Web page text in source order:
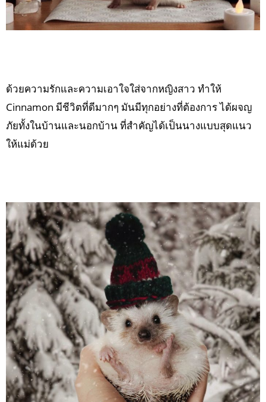
ด้วยความรักและความเอาใจใส่จากหญิงสาว ทำให้
Cinnamon มีชีวิตที่ดีมากๆ มันมีทุกอย่างที่ต้องการ ได้ผจญ
ภัยทั้งในบ้านและนอกบ้าน ที่สำคัญได้เป็นนางแบบสุดแนว
ให้แม่ด้วย